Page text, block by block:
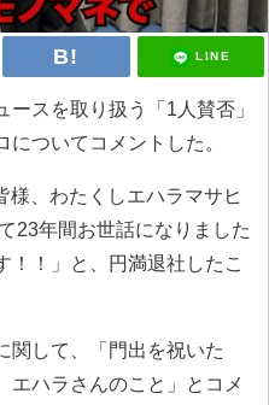
LINE
スを取り扱う「1人賛否」
ついてコメントした。
様、わたくしエハラマサヒ
23年間お世話になりました
！！」と、円満退社したこ
関して、「門出を祝いた
エハラさんのこと」とコメ